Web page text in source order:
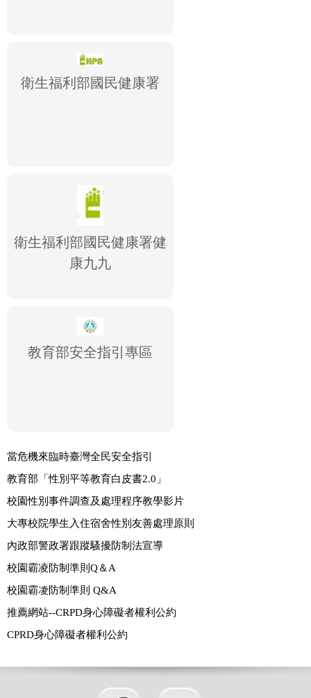
衛生福利部國民健康署
衛生福利部國民健康署健
康九九
教育部安全指引專區
當危機來臨時臺灣全民安全指引
教育部「性別平等教育白皮書2.0」
校園性別事件調查及處理程序教學影片
大專校院學生入住宿舍性別友善處理原則
內政部警政署跟蹤騷擾防制法宣導
校園霸凌防制準則Q＆A
校園霸凌防制準則 Q&A
推薦網站--CRPD身心障礙者權利公約
CPRD身心障礙者權利公約